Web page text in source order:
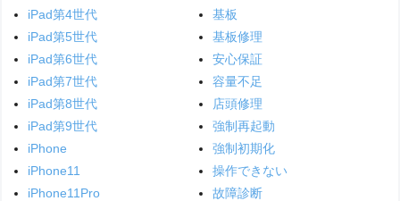
iPad第4世代
iPad第5世代
iPad第6世代
iPad第7世代
iPad第8世代
iPad第9世代
iPhone
iPhone11
iPhone11Pro
基板
基板修理
安心保証
容量不足
店頭修理
強制再起動
強制初期化
操作できない
故障診断